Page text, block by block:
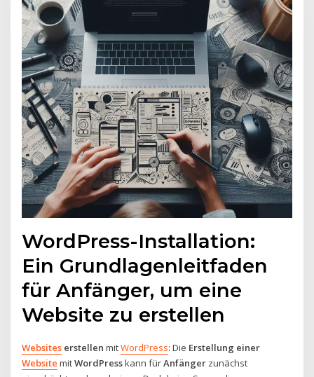
WordPress-Installation:
Ein Grundlagenleitfaden
für Anfänger, um eine
Website zu erstellen
Websites erstellen mitWordPress: Die Erstellung einer
Website mitWordPresskann fürAnfänger zunächst